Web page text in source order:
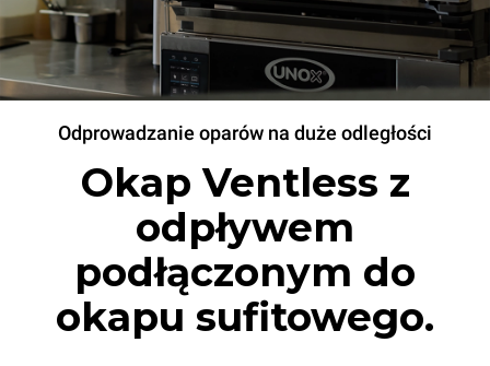
Odprowadzanie oparów na duże odległości
Okap Ventless z
odpływem
podłączonym do
okapu sufitowego.